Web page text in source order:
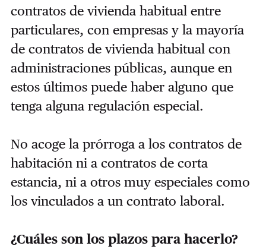
contratos de vivienda habitual entre
particulares, con empresas y la mayoría
de contratos de vivienda habitual con
administraciones públicas, aunque en
estos últimos puede haber alguno que
tenga alguna regulación especial.
No acoge la prórroga a los contratos de
habitación ni a contratos de corta
estancia, ni a otros muy especiales como
los vinculados a un contrato laboral.
¿Cuáles son los plazos para hacerlo?